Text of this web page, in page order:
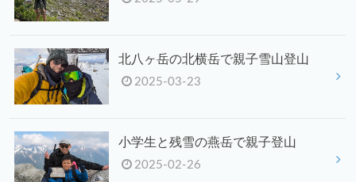
北八ヶ岳の北横岳で親子雪山登山
2025-03-23
小学生と残雪の燕岳で親子登山
2025-02-26